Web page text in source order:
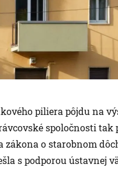
piliera pôjdu na
spoločnosti
o starobnom
s podporou ústavnej